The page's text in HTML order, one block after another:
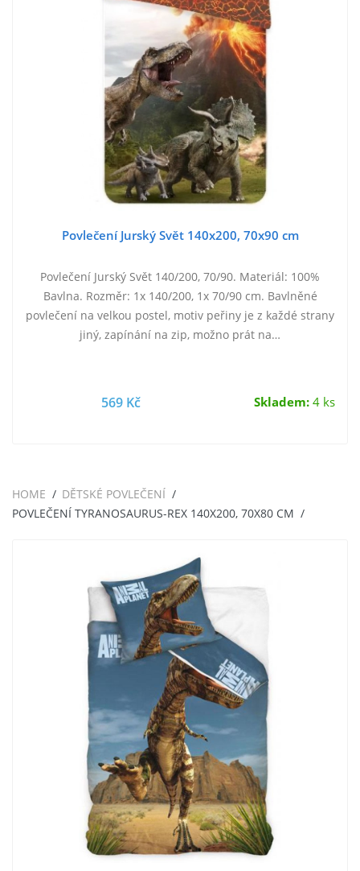
Povlečení Jurský Svět 140x200, 70x90 cm
Povlečení Jurský Svět 140/200, 70/90. Materiál: 100%
Bavlna. Rozměr: 1x 140/200, 1x 70/90 cm. Bavlněné
povlečení na velkou postel, motiv peřiny je z každé strany
jiný, zapínání na zip, možno prát na…
569 Kč Skladem:4 ks
HOME
DĚTSKÉ POVLEČENÍ
POVLEČENÍ TYRANOSAURUS-REX 140X200, 70X80 CM